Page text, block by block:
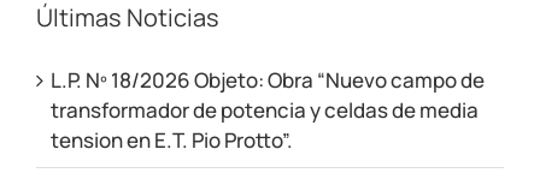
Últimas Noticias
L.P. Nº 18/2026 Objeto: Obra “Nuevo campo de
transformador de potencia y celdas de media
tension en E.T. Pio Protto”.